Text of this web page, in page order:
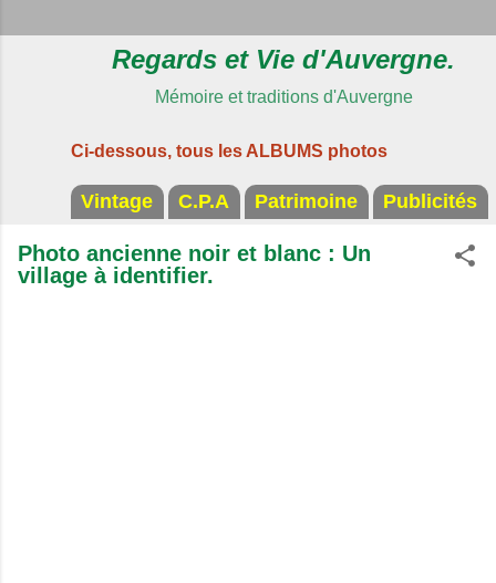
Regards et Vie d'Auvergne.
Mémoire et traditions d'Auvergne
Ci-dessous, tous les ALBUMS photos
Vintage C.P.A Patrimoine Publicités
Photo ancienne noir et blanc : Un
village à identifier.